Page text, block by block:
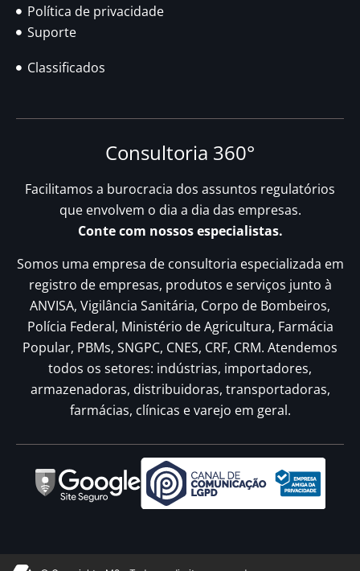
Política de privacidade
Suporte
Classificados
Consultoria 360°
Facilitamos a burocracia dos assuntos regulatórios
que envolvem o dia a dia das empresas.
Conte com nossos especialistas.
Somos uma empresa de consultoria especializada em
registro de empresas, produtos e serviços junto à
ANVISA, Vigilância Sanitária, Corpo de Bombeiros,
Polícia Federal, Ministério de Agricultura, Farmácia
Popular, PBMs, SNGPC, CNES, CRF, CRM. Atendemos
todos os setores: indústrias, importadores,
armazenadoras, distribuidoras, transportadoras,
farmácias, clínicas e varejo em geral.